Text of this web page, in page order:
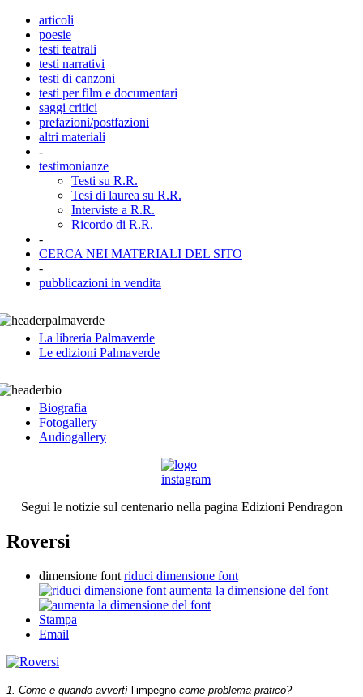
articoli
poesie
testi teatrali
testi narrativi
testi di canzoni
testi per film e documentari
saggi critici
prefazioni/postfazioni
altri materiali
-
testimonianze
Testi su R.R.
Tesi di laurea su R.R.
Interviste a R.R.
Ricordo di R.R.
-
CERCA NEI MATERIALI DEL SITO
-
pubblicazioni in vendita
La libreria Palmaverde
Le edizioni Palmaverde
Biografia
Fotogallery
Audiogallery
Segui le notizie sul centenario nella pagina Edizioni Pendragon
Roversi
dimensione font riduci dimensione font
aumenta la dimensione del font
Stampa
Email
1. Come e quando avvertì l’impegno come problema pratico?